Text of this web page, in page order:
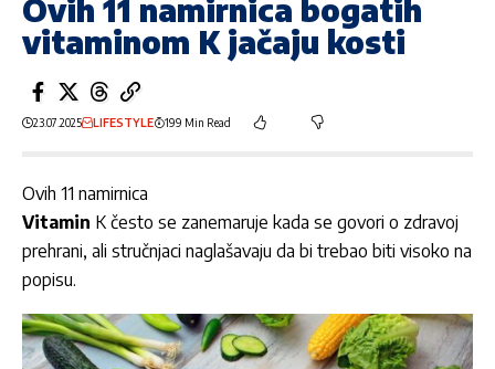
Ovih 11 namirnica bogatih
vitaminom K jačaju kosti
23.07.2025 LIFESTYLE 199 Min Read
Ovih 11 namirnica
Vitamin K često se zanemaruje kada se govori o zdravoj
prehrani, ali stručnjaci naglašavaju da bi trebao biti visoko na
popisu.